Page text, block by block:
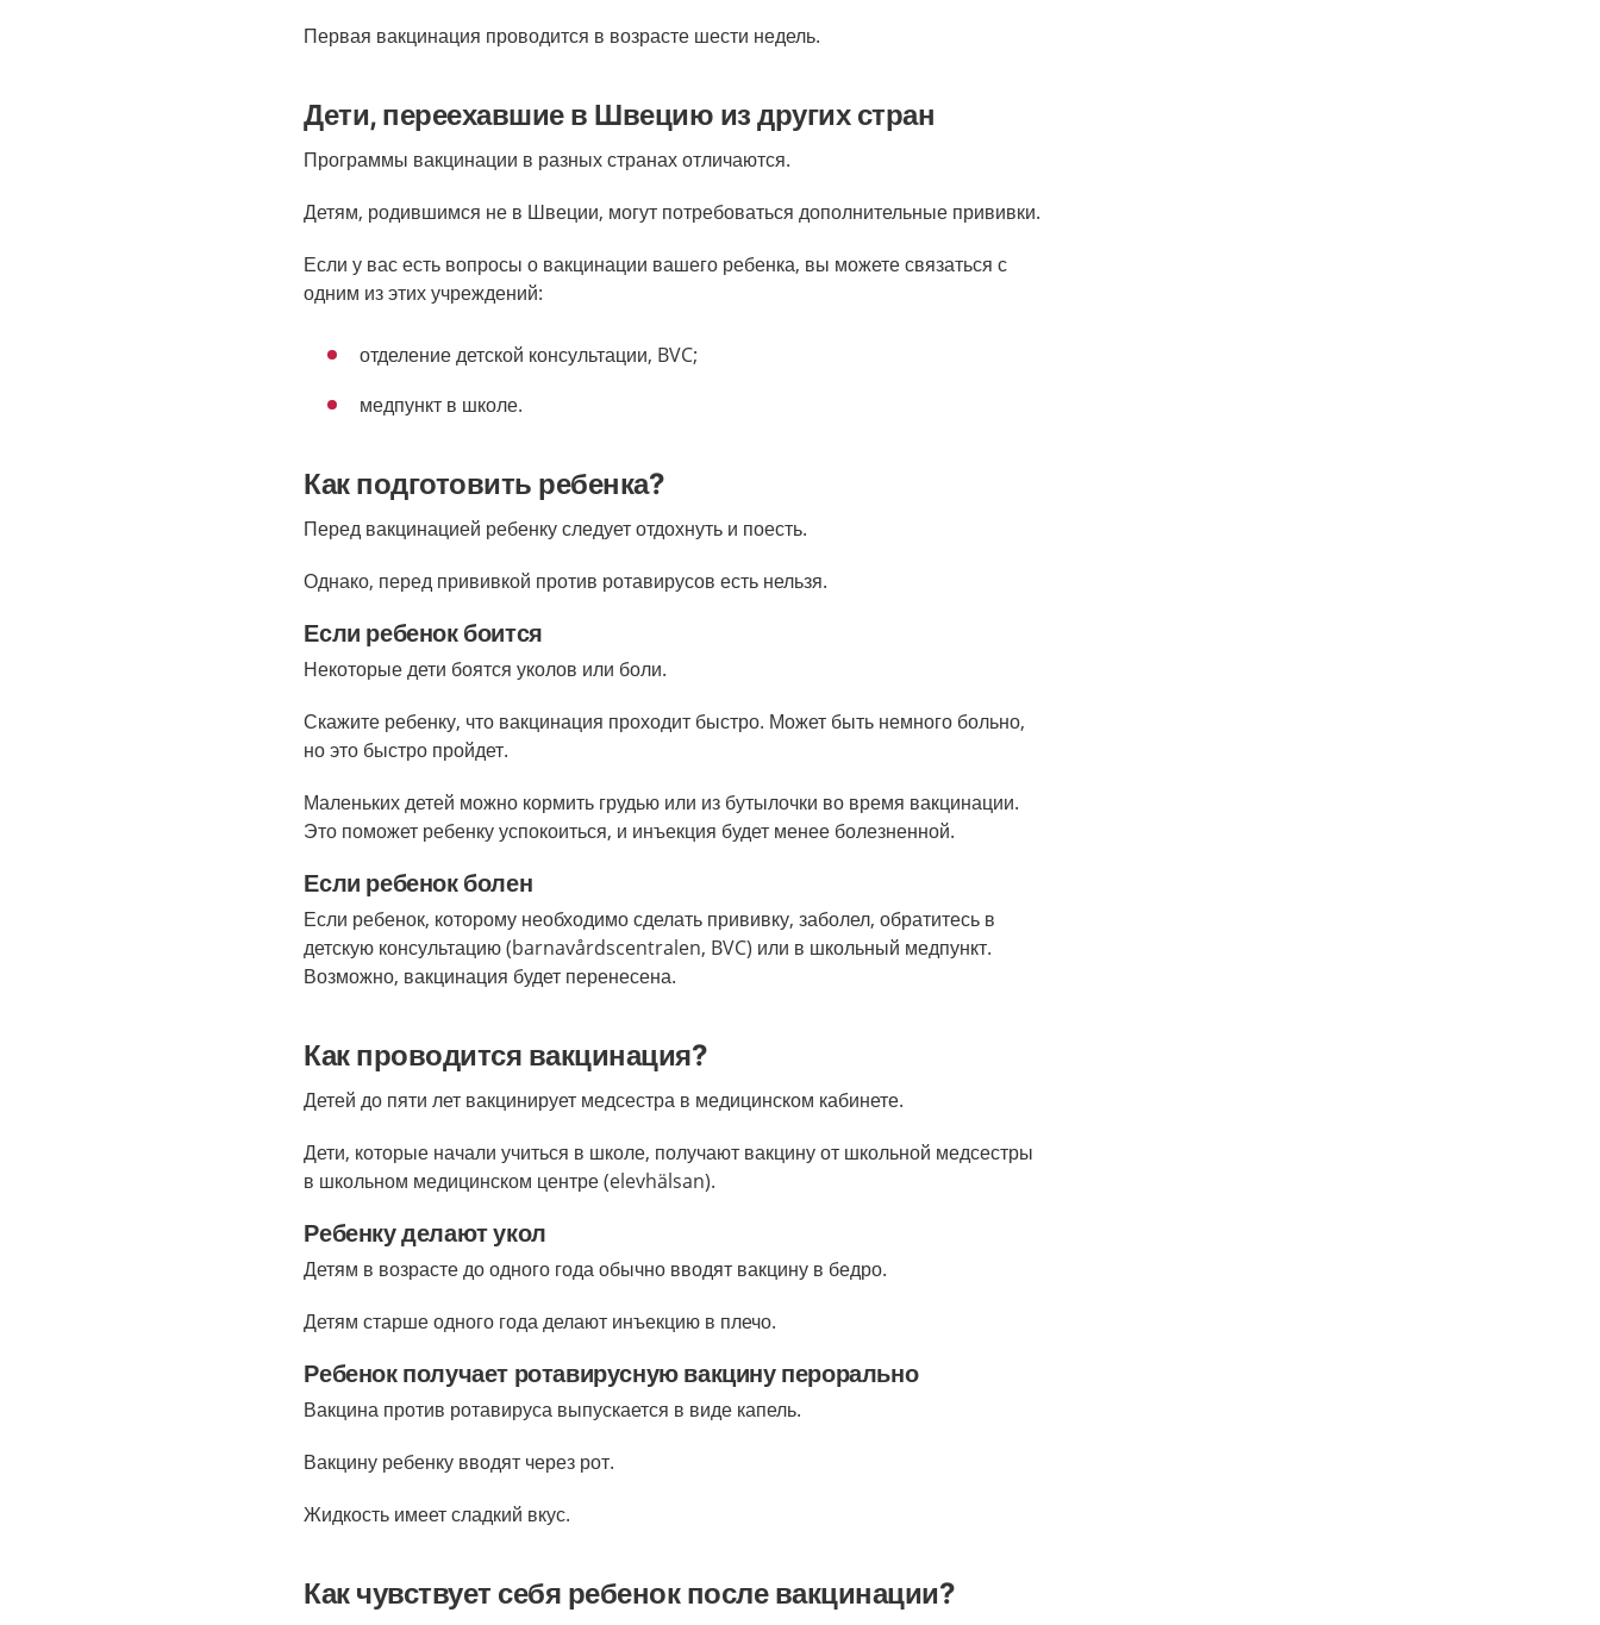
Первая вакцинация проводится в возрасте шести недель.
Дети, переехавшие в Швецию из других стран
Программы вакцинации в разных странах отличаются.
Детям, родившимся не в Швеции, могут потребоваться дополнительные прививки.
Если у вас есть вопросы о вакцинации вашего ребенка, вы можете связаться с
одним из этих учреждений:
отделение детской консультации, BVC;
медпункт в школе.
Как подготовить ребенка?
Перед вакцинацией ребенку следует отдохнуть и поесть.
Однако, перед прививкой против ротавирусов есть нельзя.
Если ребенок боится
Некоторые дети боятся уколов или боли.
Скажите ребенку, что вакцинация проходит быстро. Может быть немного больно,
но это быстро пройдет.
Маленьких детей можно кормить грудью или из бутылочки во время вакцинации.
Это поможет ребенку успокоиться, и инъекция будет менее болезненной.
Если ребенок болен
Если ребенок, которому необходимо сделать прививку, заболел, обратитесь в
детскую консультацию (barnavårdscentralen, BVC) или в школьный медпункт.
Возможно, вакцинация будет перенесена.
Как проводится вакцинация?
Детей до пяти лет вакцинирует медсестра в медицинском кабинете.
Дети, которые начали учиться в школе, получают вакцину от школьной медсестры
в школьном медицинском центре(elevhälsan).
Ребенку делают укол
Детям в возрасте до одного года обычно вводят вакцину в бедро.
Детям старше одного года делают инъекцию в плечо.
Ребенок получает ротавирусную вакцину перорально
Вакцина против ротавируса выпускается в виде капель.
Вакцину ребенку вводят через рот.
Жидкость имеет сладкий вкус.
Как чувствует себя ребенок после вакцинации?